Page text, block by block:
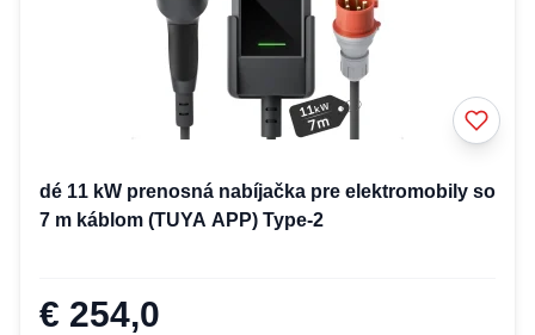
dé 11 kW prenosná nabíjačka pre elektromobily so
7 m káblom (TUYA APP) Type-2
€ 254,0